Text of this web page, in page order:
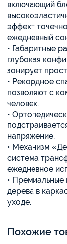
включающий
эффект
ежедневный
• Габаритные
глубокая
зонирует
• Рекордное
позволяют с
человек.
•
напряжение.
• Механизм
система
ежедневное
• Премиальные
дерева в
уходе.
Похожие